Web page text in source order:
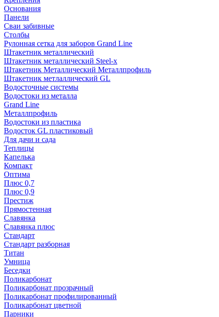
Основания
Панели
Сваи забивные
Столбы
Рулонная сетка для заборов Grand Line
Штакетник металлический
Штакетник металлический Steel-x
Штакетник Металлический Металлпрофиль
Штакетник метлаллический GL
Водосточные системы
Водостоки из металла
Grand Line
Металлпрофиль
Водостоки из пластика
Водосток GL пластиковый
Для дачи и сада
Теплицы
Капелька
Компакт
Оптима
Плюс 0,7
Плюс 0,9
Престиж
Прямостенная
Славянка
Славянка плюс
Стандарт
Стандарт разборная
Титан
Умница
Беседки
Поликарбонат
Поликарбонат прозрачный
Поликарбонат профилированный
Поликарбонат цветной
Парники